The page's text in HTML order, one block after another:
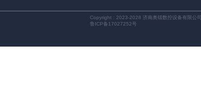
Copyright : 2023-2028 济南奥镭数控设备有限公司
鲁ICP备17027252号